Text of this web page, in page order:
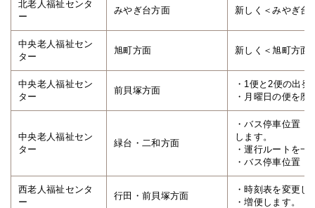
北老人福祉センタ
ー
みやぎ台方面 新しく＜みやぎ台
中央老人福祉セン
ター
旭町方面 新しく＜旭町方面
中央老人福祉セン
ター
前貝塚方面
・1便と2便の出
・月曜日の便を廃
中央老人福祉セン
ター
緑台・二和方面
・バス停車位置
します。
・運行ルートを一
・バス停車位置
西老人福祉センタ
ー
行田・前貝塚方面
・時刻表を変更し
・増便します。